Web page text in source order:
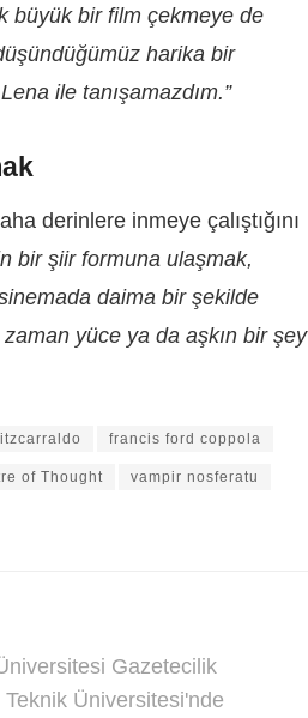
büyük bir film çekmeye de
harika bir
ile tanışamazdım.”
derinlere inmeye çalıştığını
bir şiir formuna ulaşmak,
daima bir şekilde
yüce ya da aşkın bir şey
francis ford coppola
of Thought vampir nosferatu
Gazetecilik
Üniversitesi'nde